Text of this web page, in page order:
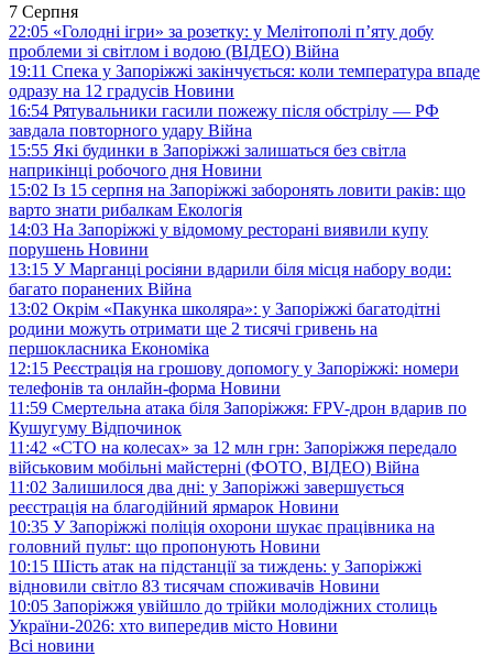
7 Серпня
22:05 «Голодні ігри» за розетку: у Мелітополі п’яту добу
проблеми зі світлом і водою (ВІДЕО) Війна
19:11 Спека у Запоріжжі закінчується: коли температура впаде
одразу на 12 градусів Новини
16:54 Рятувальники гасили пожежу після обстрілу — РФ
завдала повторного удару Війна
15:55 Які будинки в Запоріжжі залишаться без світла
наприкінці робочого дня Новини
15:02 Із 15 серпня на Запоріжжі заборонять ловити раків: що
варто знати рибалкам Екологія
14:03 На Запоріжжі у відомому ресторані виявили купу
порушень Новини
13:15 У Марганці росіяни вдарили біля місця набору води:
багато поранених Війна
13:02 Окрім «Пакунка школяра»: у Запоріжжі багатодітні
родини можуть отримати ще 2 тисячі гривень на
першокласника Економіка
12:15 Реєстрація на грошову допомогу у Запоріжжі: номери
телефонів та онлайн-форма Новини
11:59 Смертельна атака біля Запоріжжя: FPV-дрон вдарив по
Кушугуму Відпочинок
11:42 «СТО на колесах» за 12 млн грн: Запоріжжя передало
військовим мобільні майстерні (ФОТО, ВІДЕО) Війна
11:02 Залишилося два дні: у Запоріжжі завершується
реєстрація на благодійний ярмарок Новини
10:35 У Запоріжжі поліція охорони шукає працівника на
головний пульт: що пропонують Новини
10:15 Шість атак на підстанції за тиждень: у Запоріжжі
відновили світло 83 тисячам споживачів Новини
10:05 Запоріжжя увійшло до трійки молодіжних столиць
України-2026: хто випередив місто Новини
Всі новини